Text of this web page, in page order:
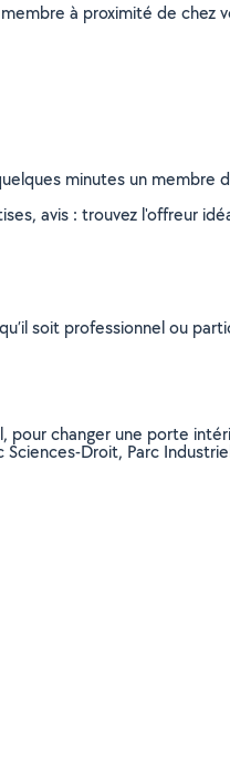
à proximité de chez
minutes un membre
avis : trouvez l'offreur
soit professionnel ou
pour changer une porte
Droit, Parc